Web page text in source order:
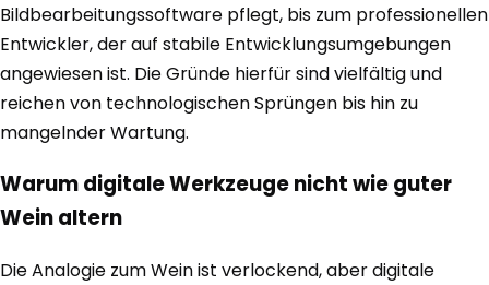
Bildbearbeitungssoftware pflegt, bis zum professionellen
Entwickler, der auf stabile Entwicklungsumgebungen
angewiesen ist. Die Gründe hierfür sind vielfältig und
reichen von technologischen Sprüngen bis hin zu
mangelnder Wartung.
Warum digitale Werkzeuge nicht wie guter
Wein altern
Die Analogie zum Wein ist verlockend, aber digitale